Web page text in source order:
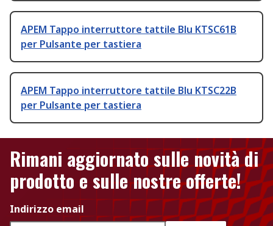
APEM Tappo interruttore tattile Blu KTSC61B
per Pulsante per tastiera
APEM Tappo interruttore tattile Blu KTSC22B
per Pulsante per tastiera
Rimani aggiornato sulle novità di
prodotto e sulle nostre offerte!
Indirizzo email